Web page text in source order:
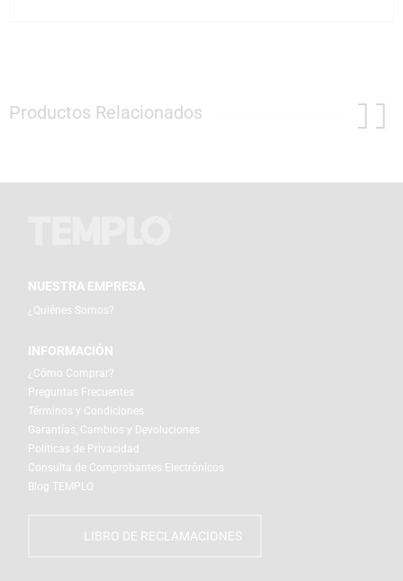
Productos Relacionados
NUESTRA EMPRESA
¿Quiénes Somos?
INFORMACIÓN
¿Cómo Comprar?
Preguntas Frecuentes
Términos y Condiciones
Garantías, Cambios y Devoluciones
Políticas de Privacidad
Consulta de Comprobantes Electrónicos
Blog TEMPLO
LIBRO DE RECLAMACIONES